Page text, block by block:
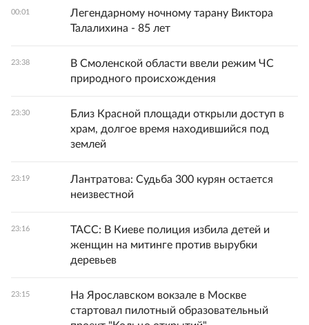
00:01
Легендарному ночному тарану Виктора
Талалихина - 85 лет
23:38
В Смоленской области ввели режим ЧС
природного происхождения
23:30
Близ Красной площади открыли доступ в
храм, долгое время находившийся под
землей
23:19
Лантратова: Судьба 300 курян остается
неизвестной
23:16
ТАСС: В Киеве полиция избила детей и
женщин на митинге против вырубки
деревьев
23:15
На Ярославском вокзале в Москве
стартовал пилотный образовательный